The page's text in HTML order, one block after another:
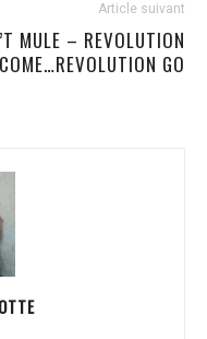
Article suivant
MULE – REVOLUTION
COME…REVOLUTION GO